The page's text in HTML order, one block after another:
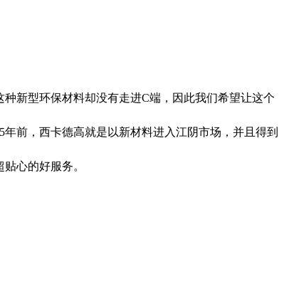
新型环保材料却没有走进C端，因此我们希望让这个
前，西卡德高就是以新材料进入江阴市场，并且得到
心的好服务。